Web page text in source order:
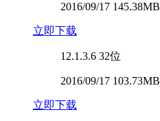
2016/09/17 145.38MB
立即下载
12.1.3.6 32位
2016/09/17 103.73MB
立即下载